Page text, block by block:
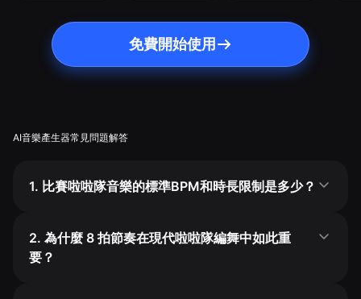
免費開始使用
AI音樂產生器常見問題解答
1. 比賽啦啦隊音樂的標準BPM和時長限制是多少？
2. 為什麼 8 拍節奏在現代啦啦隊編舞中如此重
要？